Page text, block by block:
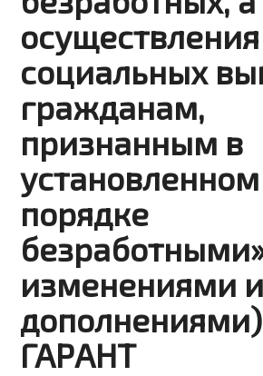
осуществления
социальных
гражданам,
признанным в
установленном
порядке
изменениями и
дополнениями) |
ГАРАНТ